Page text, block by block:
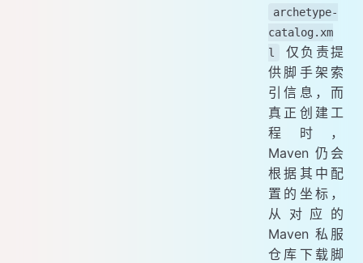
archetype-
catalog.xm
l
仅负责提
供脚手架索
引信息，而
真正创建工
程时，
Maven 仍会
根据其中配
置的坐标，
从对应的
Maven 私服
仓库下载脚